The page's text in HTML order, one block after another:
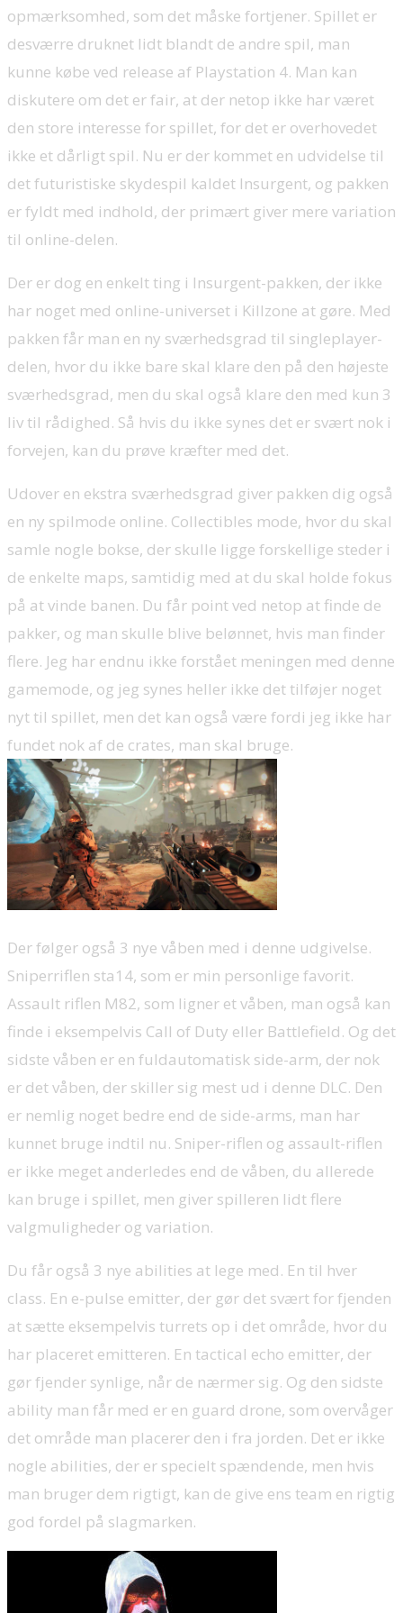
opmærksomhed, som det måske fortjener. Spillet er
desværre druknet lidt blandt de andre spil, man
kunne købe ved release af Playstation 4. Man kan
diskutere om det er fair, at der netop ikke har været
den store interesse for spillet, for det er overhovedet
ikke et dårligt spil. Nu er der kommet en udvidelse til
det futuristiske skydespil kaldet Insurgent, og pakken
er fyldt med indhold, der primært giver mere variation
til online-delen.
Der er dog en enkelt ting i Insurgent-pakken, der ikke
har noget med online-universet i Killzone at gøre. Med
pakken får man en ny sværhedsgrad til singleplayer-
delen, hvor du ikke bare skal klare den på den højeste
sværhedsgrad, men du skal også klare den med kun 3
liv til rådighed. Så hvis du ikke synes det er svært nok i
forvejen, kan du prøve kræfter med det.
Udover en ekstra sværhedsgrad giver pakken dig også
en ny spilmode online. Collectibles mode, hvor du skal
samle nogle bokse, der skulle ligge forskellige steder i
de enkelte maps, samtidig med at du skal holde fokus
på at vinde banen. Du får point ved netop at finde de
pakker, og man skulle blive belønnet, hvis man finder
flere. Jeg har endnu ikke forstået meningen med denne
gamemode, og jeg synes heller ikke det tilføjer noget
nyt til spillet, men det kan også være fordi jeg ikke har
fundet nok af de crates, man skal bruge.
Der følger også 3 nye våben med i denne udgivelse.
Sniperriflen sta14, som er min personlige favorit.
Assault riflen M82, som ligner et våben, man også kan
finde i eksempelvis Call of Duty eller Battlefield. Og det
sidste våben er en fuldautomatisk side-arm, der nok
er det våben, der skiller sig mest ud i denne DLC. Den
er nemlig noget bedre end de side-arms, man har
kunnet bruge indtil nu. Sniper-riflen og assault-riflen
er ikke meget anderledes end de våben, du allerede
kan bruge i spillet, men giver spilleren lidt flere
valgmuligheder og variation.
Du får også 3 nye abilities at lege med. En til hver
class. En e-pulse emitter, der gør det svært for fjenden
at sætte eksempelvis turrets op i det område, hvor du
har placeret emitteren. En tactical echo emitter, der
gør fjender synlige, når de nærmer sig. Og den sidste
ability man får med er en guard drone, som overvåger
det område man placerer den i fra jorden. Det er ikke
nogle abilities, der er specielt spændende, men hvis
man bruger dem rigtigt, kan de give ens team en rigtig
god fordel på slagmarken.